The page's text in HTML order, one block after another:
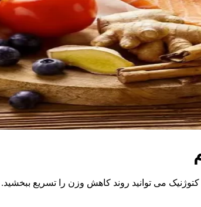
می توانید روند کاهش وزن را تسریع ببخشید.